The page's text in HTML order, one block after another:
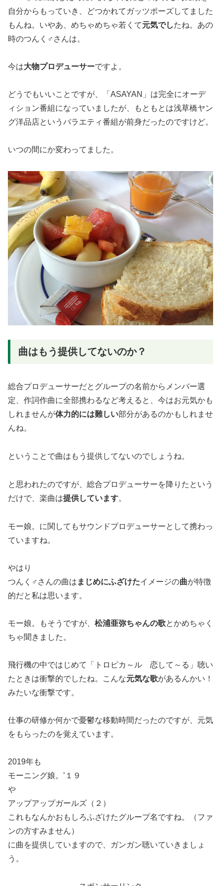
自分からもっていき、どつかれてガッツポーズしてました
もんね。いやあ、めちゃめちゃ若くて元気でしたね。あの
時のつんく♂さんは。
今は大物プロデューサーですよ。
どうでもいいことですが、「ASAYAN」は完全にオーデ
ィション番組になっていましたが、もともとは浅草橋ヤン
グ洋品店というバラエティ番組が前身だったのですけど。
いつの間にか変わってました。
曲はもう提供してないのか？
総合プロデューサーだとグループの名前からメンバー選
定、作詞作曲に全部携わるなど考えると、今はお元気かも
しれませんが体力的には難しい部分があるのかもしれませ
んね。
ということで曲はもう提供してないのでしょうね。
と思われたのですが、総合プロデューサーを降りたという
だけで、楽曲は提供しています。
モー娘。に関してもサウンドプロデューサーとして携わっ
ていますね。
やはり
つんく♂さんの曲は まじめにふざけたイメージの曲が特徴
的だと私は思います。
モー娘。もそうですが、 松浦亜弥ちゃんの歌とかめちゃく
ちゃ聞きました。
飛行機の中ではじめて「トロピカ～ル 恋して～る」聴い
たときは衝撃的でしたね。こんな元気な歌があるんかい！
みたいな衝撃です。
仕事の研修か何かで憂鬱な移動時間だったのですが、元気
をもらったのを覚えています。
2019年も
モーニング娘。’１９
や
アップアップガールズ（２）
これもなんかおもしろふざけたグループ名ですね。（ファ
ンの方すみません）
に曲を提供していますので、ガンガン聴いていきましょ
う。